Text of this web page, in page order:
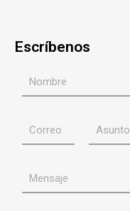
Escríbenos